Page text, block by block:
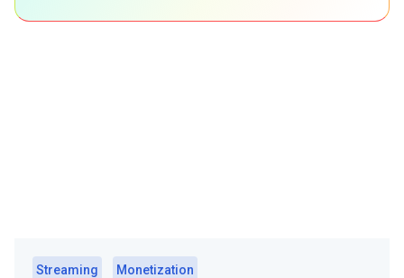
Streaming
Monetization